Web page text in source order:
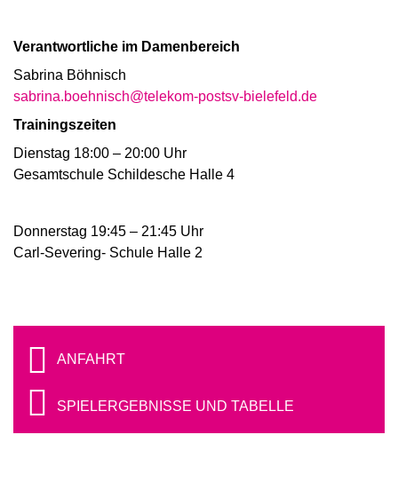
Verantwortliche im Damenbereich
Sabrina Böhnisch
sabrina.boehnisch@telekom-postsv-bielefeld.de
Trainingszeiten
Dienstag 18:00 – 20:00 Uhr
Gesamtschule Schildesche Halle 4
Donnerstag 19:45 – 21:45 Uhr
Carl-Severing- Schule Halle 2
ANFAHRT
SPIELERGEBNISSE UND TABELLE